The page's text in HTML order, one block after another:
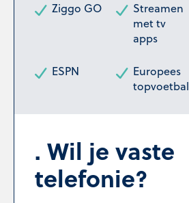
Ziggo GO
Streamen
met tv
apps
ESPN
Europees
topvoetbal
Wil je vaste
telefonie?